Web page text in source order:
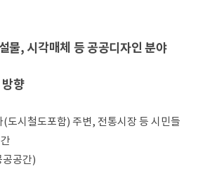
물, 시각매체 등 공공디자인 분야
향
도시철도포함) 주변, 전통시장 등 시민들
공공간)